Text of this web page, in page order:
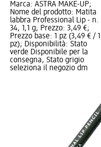
Marca: ASTRA MAKE-UP;
Nome del prodotto: Matita
labbra Professional Lip - n.
34, 1,1 g; Prezzo: 3,49 €;
Prezzo base: 1 pz (3,49 € / 1
pz); Disponibilità: Stato
verde Disponibile per la
consegna, Stato grigio
seleziona il negozio dm